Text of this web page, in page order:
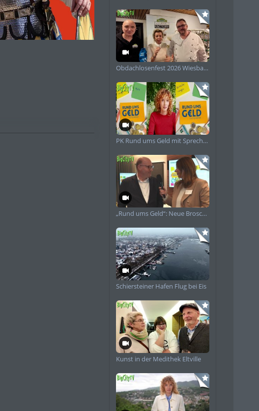
Obdachlosenfest 2026 Wiesbaden
PK Rund ums Geld mit Sprecherin
„Rund ums Geld“: Neue Broschüre informiert Frauen zu Finanzen
Schiersteiner Hafen Flug bei Eis
Kunst in der Medithek Eltville